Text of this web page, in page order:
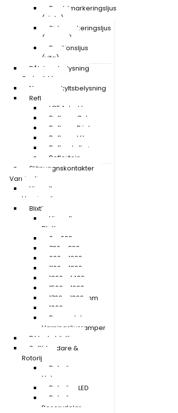
Gula
Röda
– 899 mm
– 1099 mm
– 1299 mm
– 1499 mm
– 1699 mm
– 1899 mm
&
Breddmarkeringsljus
(röda)
Sidomarkeringsljus
(orange)
Positionsljus
(vita)
Påhängsbelysning
& ploglyktor
Nummerskyltsbelysning
Reflexer
LGF A-traktor
Reflexer Gula
Reflexer Röda
Reflexer Vita
Reflexskyltar
Reflextejp
Släpvagnskontakter
Varningljus
Visa alla
Varningsljus
Blixtljusramper
Visa alla
Blixtljusramper
0 – 699 mm
700 – 899 mm
900 – 1099 mm
1100 – 1299 mm
1300 – 1499 mm
1500 – 1699 mm
1700 – 1899 mm
1900 mm »
Reservdelar
Varningsljusramper
Riktade blixtljus
Saftblandare &
Rotorljus
Rotorljus
Halogen
Rotorljus LED
Rotorljus
Reservdelar